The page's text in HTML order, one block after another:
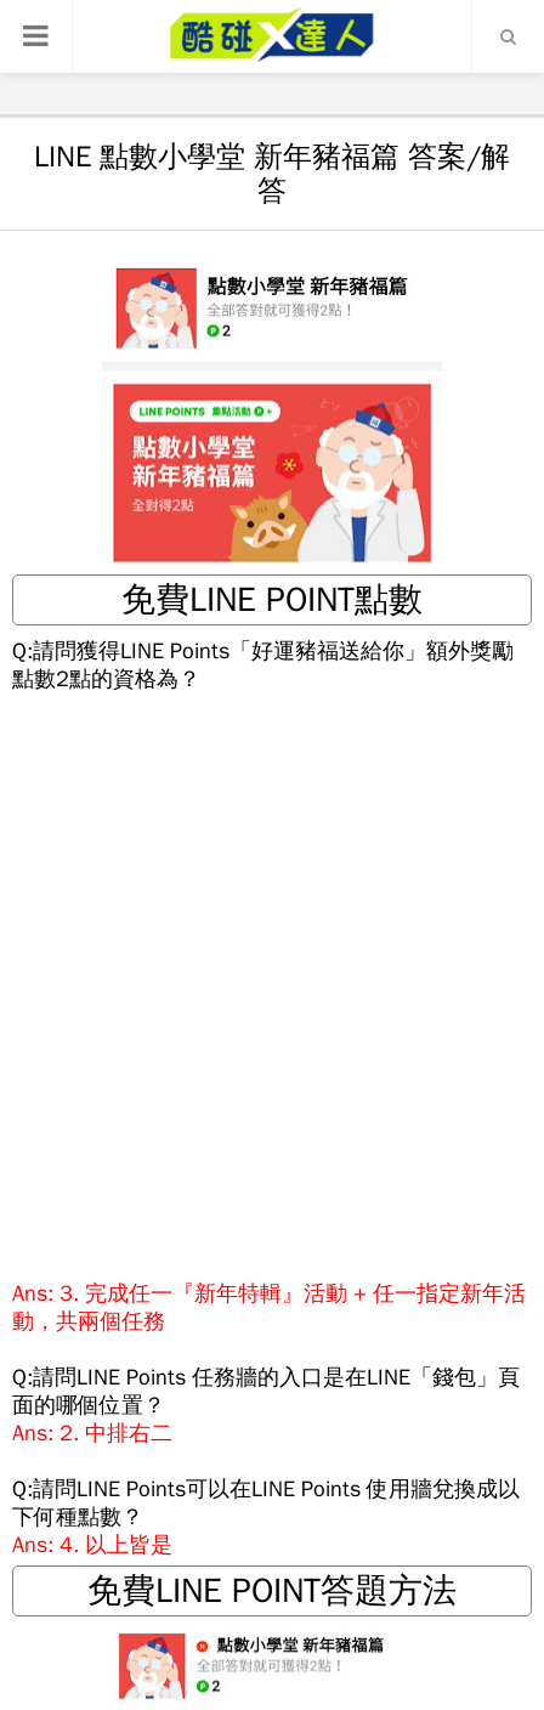
LINE 點數小學堂 新年豬福篇 答案/解
答
免費LINE POINT點數
Q:請問獲得LINE Points「好運豬福送給你」額外獎勵
點數2點的資格為？
Ans: 3. 完成任一『新年特輯』活動 + 任一指定新年活
動，共兩個任務
Q:請問LINE Points 任務牆的入口是在LINE「錢包」頁
面的哪個位置？
Ans: 2. 中排右二
Q:請問LINE Points可以在LINE Points 使用牆兌換成以
下何種點數？
Ans: 4. 以上皆是
免費LINE POINT答題方法